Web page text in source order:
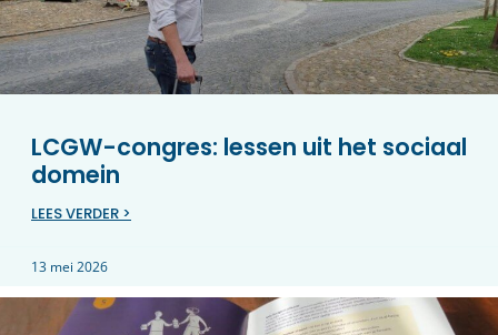
LCGW-congres: lessen uit het sociaal
domein
LEES VERDER >
13 mei 2026